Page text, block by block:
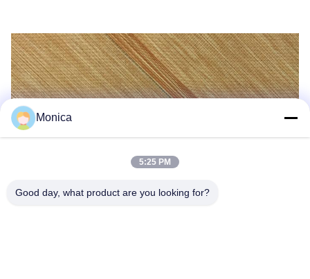
Monica
5:25 PM
Good day, what product are you looking for?